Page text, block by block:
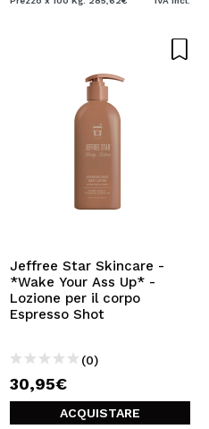
Jeffree Star Skincare -
*Wake Your Ass Up* -
Lozione per il corpo
Espresso Shot
(0)
30,95€
ACQUISTARE